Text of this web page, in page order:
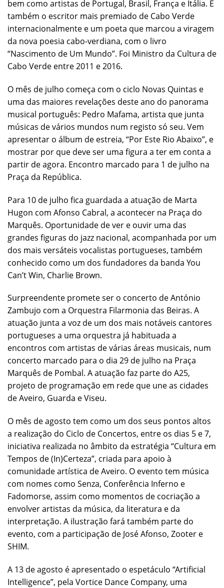
bem como artistas de Portugal, Brasil, França e Itália. É
também o escritor mais premiado de Cabo Verde
internacionalmente e um poeta que marcou a viragem
da nova poesia cabo-verdiana, com o livro
“Nascimento de Um Mundo”. Foi Ministro da Cultura de
Cabo Verde entre 2011 e 2016.
O mês de julho começa com o ciclo Novas Quintas e
uma das maiores revelações deste ano do panorama
musical português: Pedro Mafama, artista que junta
músicas de vários mundos num registo só seu. Vem
apresentar o álbum de estreia, “Por Este Rio Abaixo”, e
mostrar por que deve ser uma figura a ter em conta a
partir de agora. Encontro marcado para 1 de julho na
Praça da República.
Para 10 de julho fica guardada a atuação de Marta
Hugon com Afonso Cabral, a acontecer na Praça do
Marquês. Oportunidade de ver e ouvir uma das
grandes figuras do jazz nacional, acompanhada por um
dos mais versáteis vocalistas portugueses, também
conhecido como um dos fundadores da banda You
Can’t Win, Charlie Brown.
Surpreendente promete ser o concerto de António
Zambujo com a Orquestra Filarmonia das Beiras. A
atuação junta a voz de um dos mais notáveis cantores
portugueses a uma orquestra já habituada a
encontros com artistas de várias áreas musicais, num
concerto marcado para o dia 29 de julho na Praça
Marquês de Pombal. A atuação faz parte do A25,
projeto de programação em rede que une as cidades
de Aveiro, Guarda e Viseu.
O mês de agosto tem como um dos seus pontos altos
a realização do Ciclo de Concertos, entre os dias 5 e 7,
iniciativa realizada no âmbito da estratégia “Cultura em
Tempos de (In)Certeza”, criada para apoio à
comunidade artística de Aveiro. O evento tem música
com nomes como Senza, Conferência Inferno e
Fadomorse, assim como momentos de cocriação a
envolver artistas da música, da literatura e da
interpretação. A ilustração fará também parte do
evento, com a participação de José Afonso, Zooter e
SHIM.
A 13 de agosto é apresentado o espetáculo “Artificial
Intelligence”, pela Vortice Dance Company, uma